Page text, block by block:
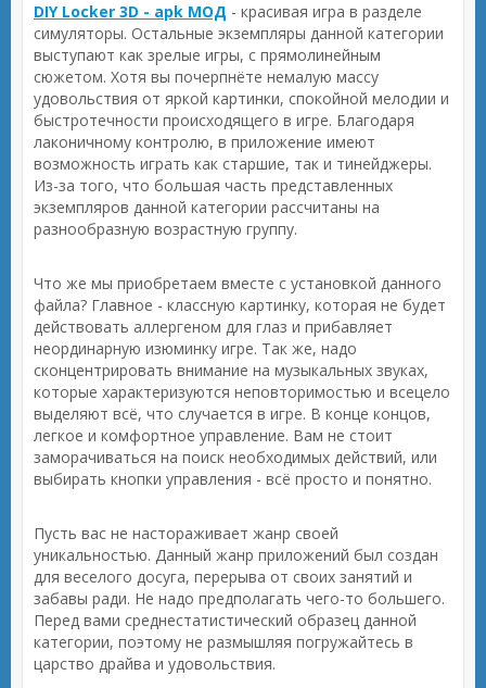
DIY Locker 3D - apk МОД - красивая игра в разделе
симуляторы. Остальные экземпляры данной категории
выступают как зрелые игры, с прямолинейным
сюжетом. Хотя вы почерпнёте немалую массу
удовольствия от яркой картинки, спокойной мелодии и
быстротечности происходящего в игре. Благодаря
лаконичному контролю, в приложение имеют
возможность играть как старшие, так и тинейджеры.
Из-за того, что большая часть представленных
экземпляров данной категории рассчитаны на
разнообразную возрастную группу.
Что же мы приобретаем вместе с установкой данного
файла? Главное - классную картинку, которая не будет
действовать аллергеном для глаз и прибавляет
неординарную изюминку игре. Так же, надо
сконцентрировать внимание на музыкальных звуках,
которые характеризуются неповторимостью и всецело
выделяют всё, что случается в игре. В конце концов,
легкое и комфортное управление. Вам не стоит
заморачиваться на поиск необходимых действий, или
выбирать кнопки управления - всё просто и понятно.
Пусть вас не настораживает жанр своей
уникальностью. Данный жанр приложений был создан
для веселого досуга, перерыва от своих занятий и
забавы ради. Не надо предполагать чего-то большего.
Перед вами среднестатистический образец данной
категории, поэтому не размышляя погружайтесь в
царство драйва и удовольствия.